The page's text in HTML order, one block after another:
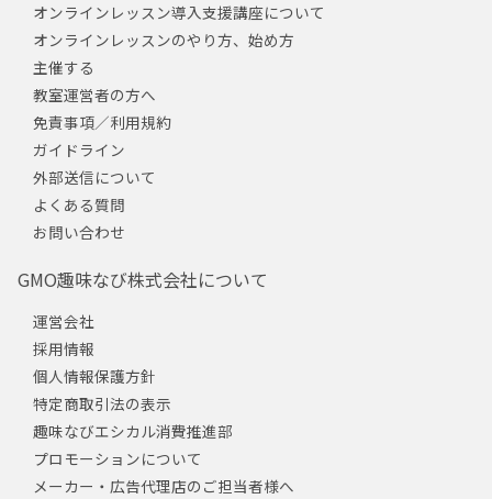
オンラインレッスン導入支援講座について
オンラインレッスンのやり方、始め方
主催する
教室運営者の方へ
免責事項／利用規約
ガイドライン
外部送信について
よくある質問
お問い合わせ
GMO趣味なび株式会社について
運営会社
採用情報
個人情報保護方針
特定商取引法の表示
趣味なびエシカル消費推進部
プロモーションについて
メーカー・広告代理店のご担当者様へ